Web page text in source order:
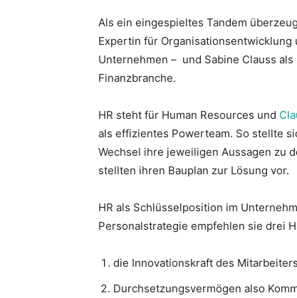
Baden-
e.V.
Als ein eingespieltes Tandem
Expertin für
Unternehmen – und Sabine Clauss
Finanzbranche.
HR steht für Human Resources und
als effizientes Powerteam. So stellte
Wechsel ihre jeweiligen Aussagen zu
stellten ihren Bauplan zur Lösung vor.
HR als Schlüsselposition im
Personalstrategie empfehlen sie drei
die Innovationskraft des
Durchsetzungsvermögen also